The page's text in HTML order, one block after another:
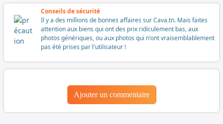
Conseils de sécurité
Il y a des millions de bonnes affaires sur Cava.tn. Mais faites
attention aux biens qui ont des prix ridiculement bas, aux
photos génériques, ou aux photos qui n'ont vraisemblablement
pas été prises par l'utilisateur !
Ajouter un commentaire